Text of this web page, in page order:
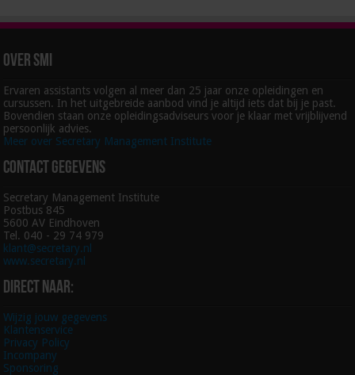
Over SMI
Ervaren assistants volgen al meer dan 25 jaar onze opleidingen en
cursussen. In het uitgebreide aanbod vind je altijd iets dat bij je past.
Bovendien staan onze opleidingsadviseurs voor je klaar met vrijblijvend
persoonlijk advies.
Meer over Secretary Management Institute
Contact gegevens
Secretary Management Institute
Postbus 845
5600 AV Eindhoven
Tel. 040 - 29 74 979
klant@secretary.nl
www.secretary.nl
Direct naar:
Wijzig jouw gegevens
Klantenservice
Privacy Policy
Incompany
Sponsoring